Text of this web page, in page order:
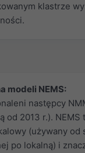
klastrze
modeli NEMS:
następcy
od 2013 r.).
(używany od
po lokalną) i